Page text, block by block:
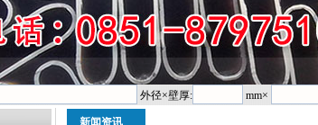
外径×壁厚: mm×
新闻资讯